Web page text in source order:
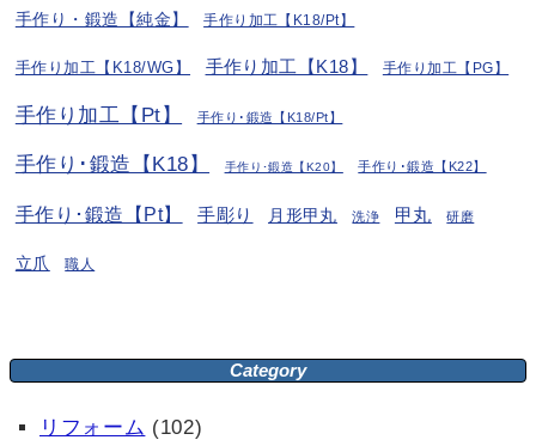
手作り・鍛造【純金】 手作り加工【K18/Pt】
手作り加工【K18/WG】 手作り加工【K18】 手作り加工【PG】
手作り加工【Pt】 手作り･鍛造【K18/Pt】
手作り･鍛造【K18】 手作り･鍛造【K20】 手作り･鍛造【K22】
手作り･鍛造【Pt】 手彫り 月形甲丸 洗浄 甲丸 研磨
立爪 職人
Category
リフォーム (102)